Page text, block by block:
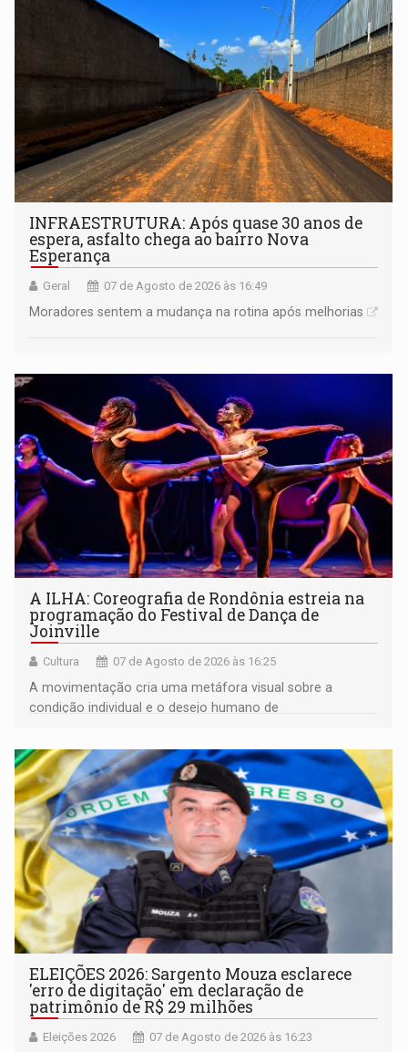
INFRAESTRUTURA: Após quase 30 anos de
espera, asfalto chega ao bairro Nova
Esperança
Geral 07 de Agosto de 2026 às 16:49
Moradores sentem a mudança na rotina após melhorias
A ILHA: Coreografia de Rondônia estreia na
programação do Festival de Dança de
Joinville
Cultura 07 de Agosto de 2026 às 16:25
A movimentação cria uma metáfora visual sobre a
condição individual e o desejo humano de
ELEIÇÕES 2026: Sargento Mouza esclarece
'erro de digitação' em declaração de
patrimônio de R$ 29 milhões
Eleições 2026 07 de Agosto de 2026 às 16:23